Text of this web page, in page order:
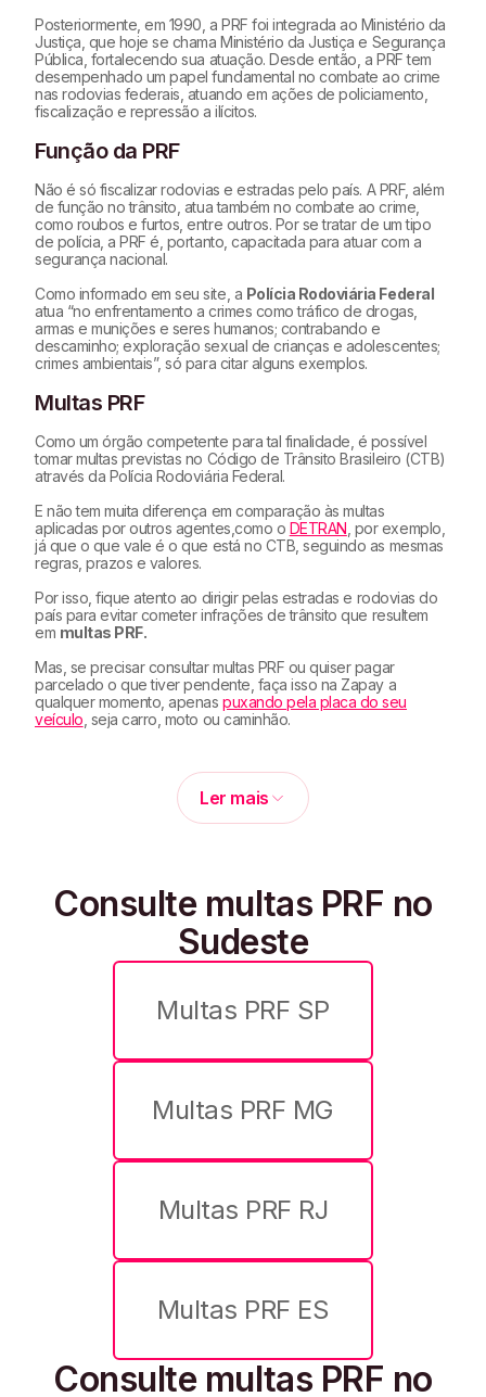
Posteriormente, em 1990, a PRF foi integrada ao Ministério da
Justiça, que hoje se chama Ministério da Justiça e Segurança
Pública, fortalecendo sua atuação. Desde então, a PRF tem
desempenhado um papel fundamental no combate ao crime
nas rodovias federais, atuando em ações de policiamento,
fiscalização e repressão a ilícitos.
Função da PRF
Não é só fiscalizar rodovias e estradas pelo país. A PRF, além
de função no trânsito, atua também no combate ao crime,
como roubos e furtos, entre outros. Por se tratar de um tipo
de polícia, a PRF é, portanto, capacitada para atuar com a
segurança nacional.
Como informado em seu site, a Polícia Rodoviária Federal
atua “no enfrentamento a crimes como tráfico de drogas,
armas e munições e seres humanos; contrabando e
descaminho; exploração sexual de crianças e adolescentes;
crimes ambientais”, só para citar alguns exemplos.
Multas PRF
Como um órgão competente para tal finalidade, é possível
tomar multas previstas no Código de Trânsito Brasileiro (CTB)
através da Polícia Rodoviária Federal.
E não tem muita diferença em comparação às multas
aplicadas por outros agentes,como o DETRAN , por exemplo,
já que o que vale é o que está no CTB, seguindo as mesmas
regras, prazos e valores.
Por isso, fique atento ao dirigir pelas estradas e rodovias do
país para evitar cometer infrações de trânsito que resultem
em multas PRF.
Mas, se precisar consultar multas PRF ou quiser pagar
parcelado o que tiver pendente, faça isso na Zapay a
qualquer momento, apenaspuxando pela placa do seu
veículo , seja carro, moto ou caminhão.
como pagar multa PRF
Ler mais
Consulte multas PRF no
Sudeste
Multas PRF SP
Multas PRF MG
Multas PRF RJ
Multas PRF ES
Consulte multas PRF no